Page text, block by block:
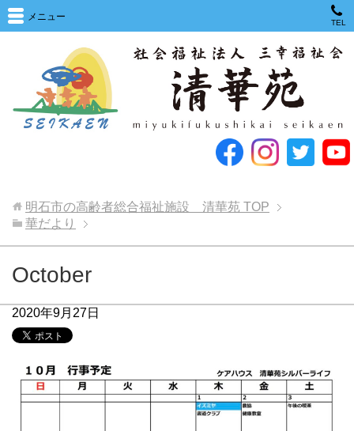
メニュー
TEL
明石市の高齢者総合福祉施設 清華苑 TOP
華だより
October
2020年9月27日